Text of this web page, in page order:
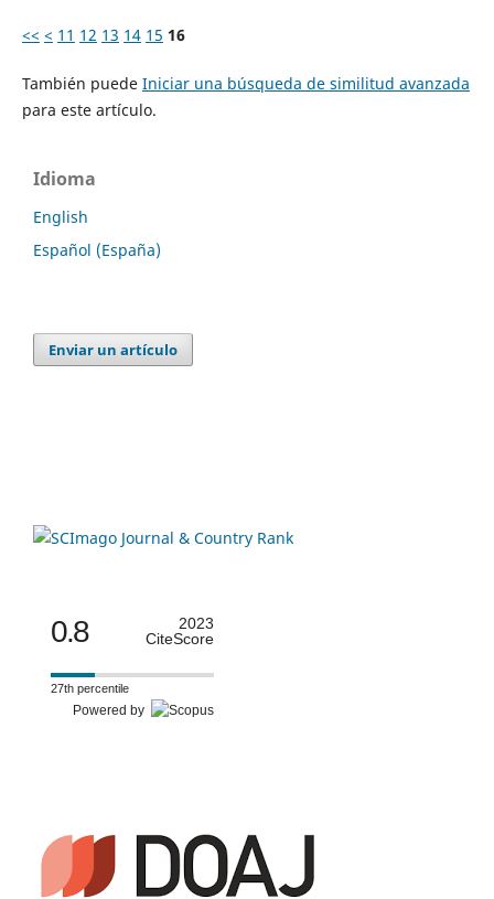
<< < 11 12 13 14 15 16
También puede Iniciar una búsqueda de similitud avanzada
para este artículo.
Idioma
English
Español (España)
Enviar un artículo
0.8
2023
CiteScore
27th percentile
Powered by